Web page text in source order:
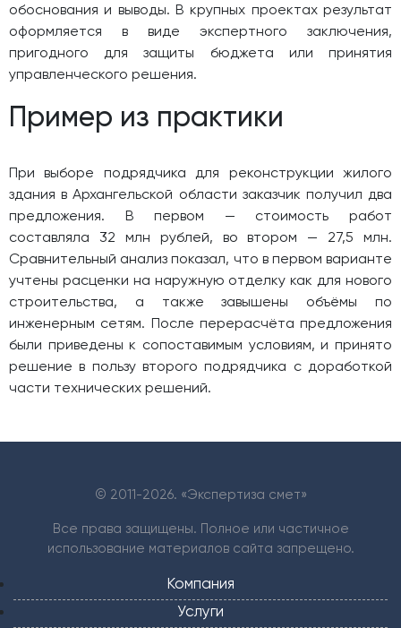
обоснования и выводы. В крупных проектах результат
оформляется в виде экспертного заключения,
пригодного для защиты бюджета или принятия
управленческого решения.
Пример из практики
При выборе подрядчика для реконструкции жилого
здания в Архангельской области заказчик получил два
предложения. В первом — стоимость работ
составляла 32 млн рублей, во втором — 27,5 млн.
Сравнительный анализ показал, что в первом варианте
учтены расценки на наружную отделку как для нового
строительства, а также завышены объёмы по
инженерным сетям. После перерасчёта предложения
были приведены к сопоставимым условиям, и принято
решение в пользу второго подрядчика с доработкой
части технических решений.
© 2011-2026. «Экспертиза смет»
Все права защищены. Полное или частичное
использование материалов сайта запрещено.
Компания
Услуги